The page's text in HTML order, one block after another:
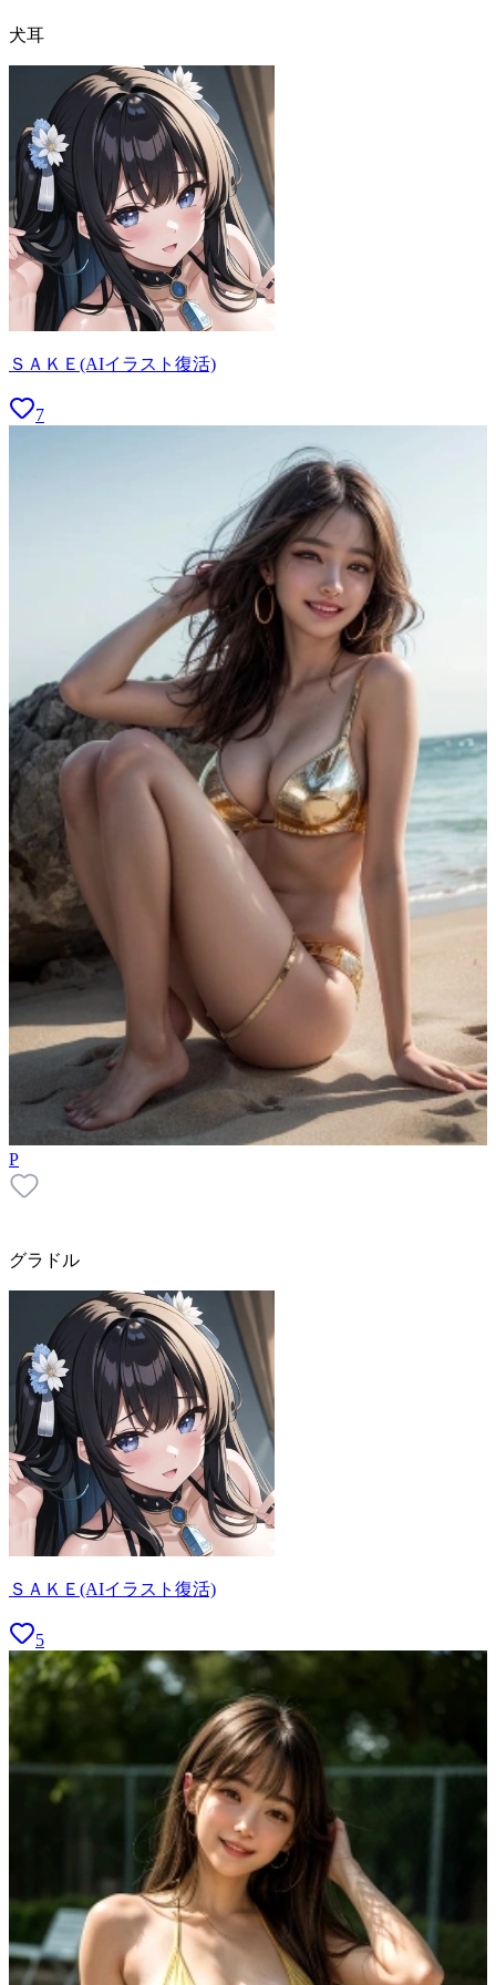
犬耳
ＳＡＫＥ(AIイラスト復活)
7
P
グラドル
ＳＡＫＥ(AIイラスト復活)
5